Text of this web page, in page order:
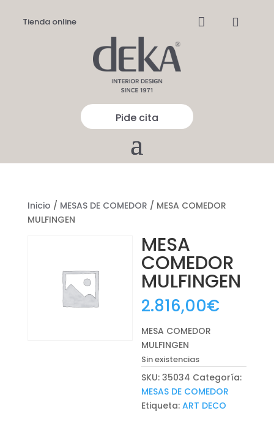
Tienda online  
Pide cita
Inicio / MESAS DE COMEDOR / MESA COMEDOR
MULFINGEN
MESA
COMEDOR
MULFINGEN
2.816,00€
MESA COMEDOR
MULFINGEN
Sin existencias
SKU:35034 Categoría:
MESAS DE COMEDOR
Etiqueta:ART DECO